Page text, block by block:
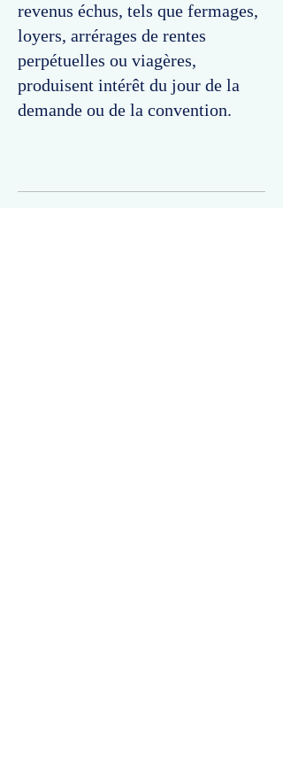
revenus échus, tels que fermages,
loyers, arrérages de rentes
perpétuelles ou viagères,
produisent intérêt du jour de la
demande ou de la convention.